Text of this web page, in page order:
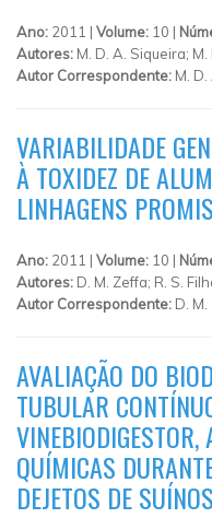
Ano: 2011 | Volume: 10 |
Autores: M. D. A. Siqueira; M.
Autor Correspondente: M.
VARIABILIDADE
À TOXIDEZ DE
LINHAGENS
Ano: 2011 | Volume: 10 |
Autores: D. M. Zeffa; R. S.
Autor Correspondente: D.
AVALIAÇÃO DO
TUBULAR
VINEBIODIGESTOR,
QUÍMICAS
DEJETOS DE SUÍNOS